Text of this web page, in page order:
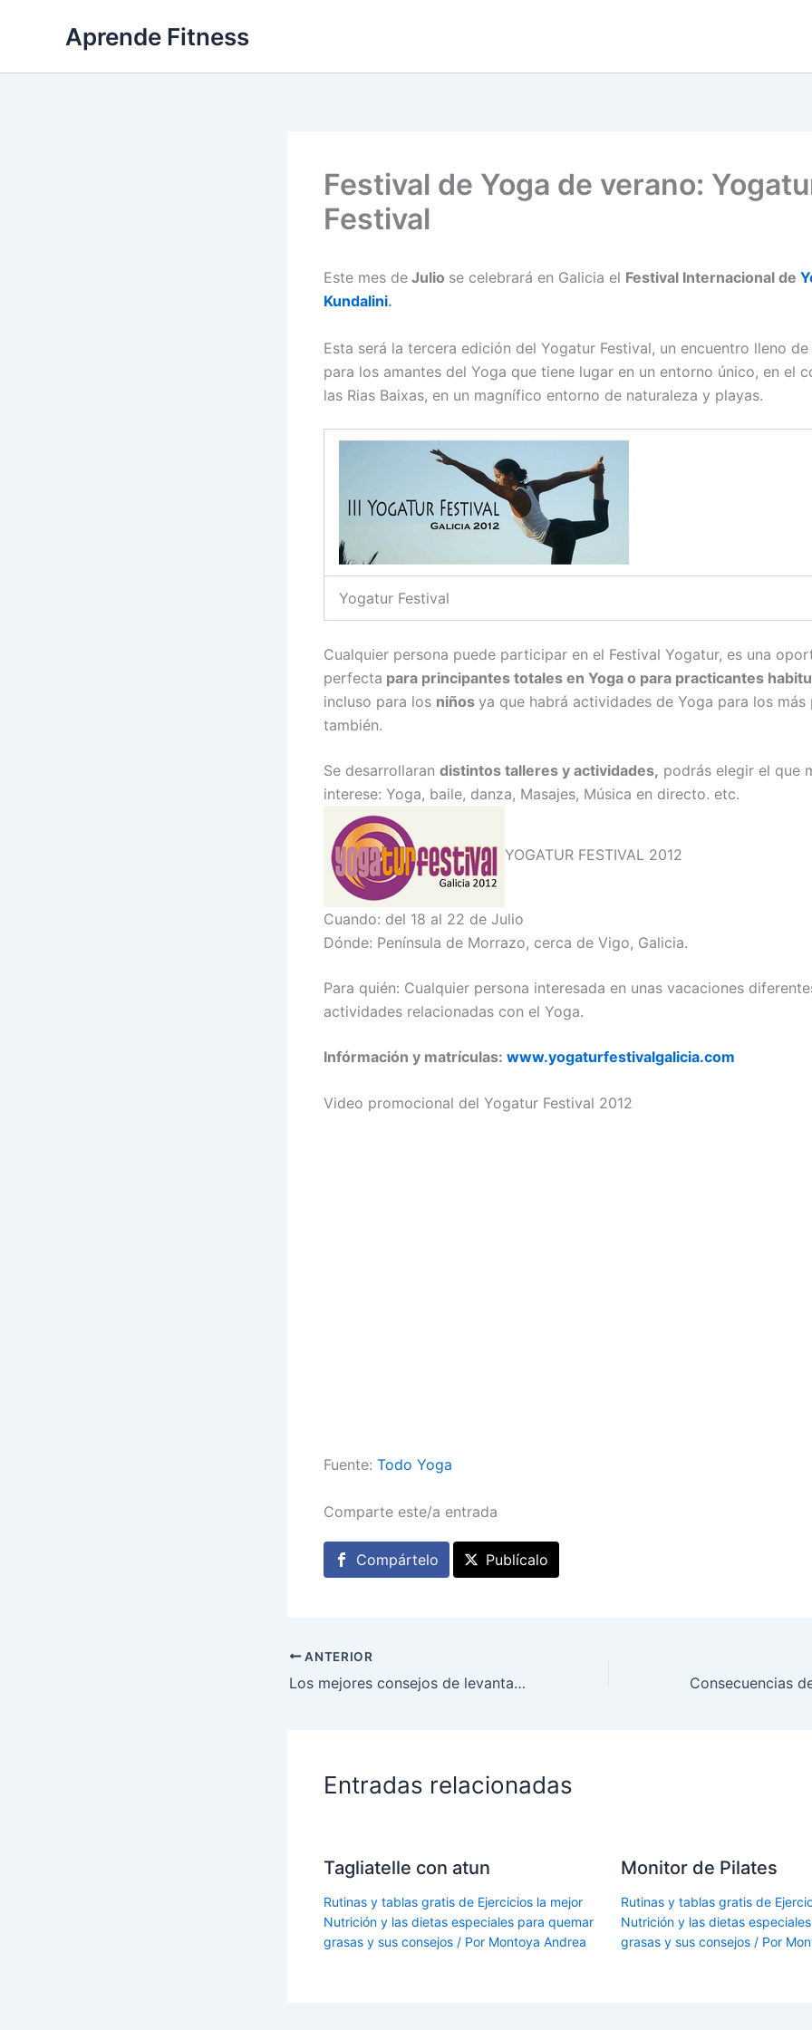
Aprende Fitness
Festival de Yoga de verano:
Festival
Este mes de Julio se celebrará en Galicia el Festival Internacional de
Kundalini.
Esta será la tercera edición del Yogatur Festival, un encuentro lleno
para los amantes del Yoga que tiene lugar en un entorno único, en el
las Rias Baixas, en un magnífico entorno de naturaleza y playas.
Yogatur Festival
Cualquier persona puede participar en el Festival Yogatur, es una
perfecta para principantes totales en Yoga o para practicantes
incluso para los niños ya que habrá actividades de Yoga para los más
también.
Se desarrollaran distintos talleres y actividades, podrás elegir el que
interese: Yoga, baile, danza, Masajes, Música en directo. etc.
YOGATUR FESTIVAL 2012
Cuando: del 18 al 22 de Julio
Dónde: Península de Morrazo, cerca de Vigo, Galicia.
Para quién: Cualquier persona interesada en unas vacaciones
actividades relacionadas con el Yoga.
Infórmación y matrículas: www.yogaturfestivalgalicia.com
Video promocional del Yogatur Festival 2012
Fuente: Todo Yoga
Comparte este/a entrada
Compártelo Publícalo
ANTERIOR
Los mejores consejos de levantamiento de peso entrenamiento
Entradas relacionadas
Tagliatelle con atun
Rutinas y tablas gratis de Ejercicios la mejor
Nutrición y las dietas especiales para quemar
grasas y sus consejos / Por Montoya Andrea
Monitor de Pilates
Rutinas y tablas gratis de
Nutrición y las dietas
grasas y sus consejos/ Por